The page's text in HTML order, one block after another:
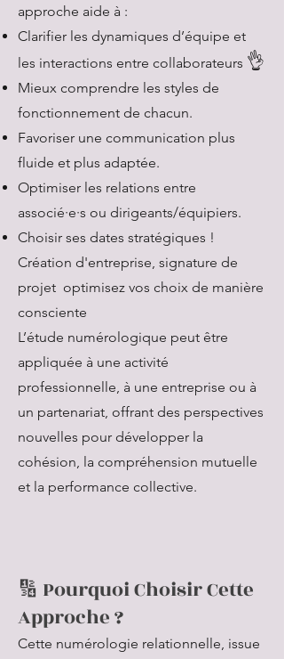
approche aide à :
Clarifier les dynamiques d’équipe et
les interactions entre collaborateurs 👌
Mieux comprendre les styles de
fonctionnement de chacun.
Favoriser une communication plus
fluide et plus adaptée.
Optimiser les relations entre
associé·e·s ou dirigeants/équipiers.
Choisir ses dates stratégiques !
Création d'entreprise, signature de
projet optimisez vos choix de manière
consciente
L’étude numérologique peut être
appliquée à une activité
professionnelle, à une entreprise ou à
un partenariat, offrant des perspectives
nouvelles pour développer la
cohésion, la compréhension mutuelle
et la performance collective.
🔢 Pourquoi Choisir Cette
Approche ?
Cette numérologie relationnelle, issue